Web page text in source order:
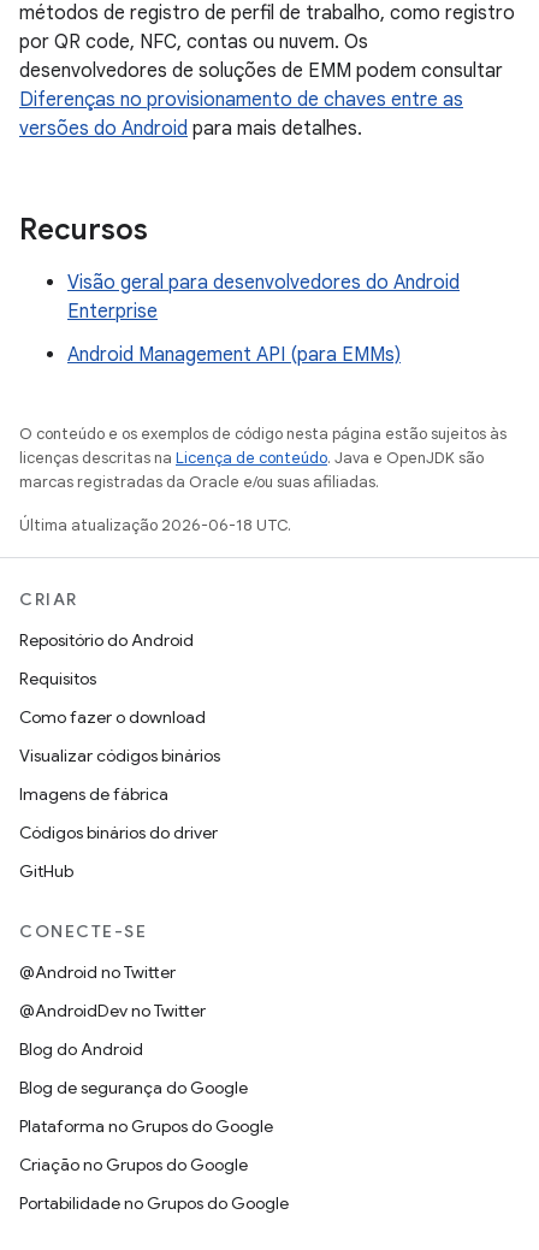
métodos de registro de perfil de trabalho, como registro
por QR code, NFC, contas ou nuvem. Os
desenvolvedores de soluções de EMM podem consultar
Diferenças no provisionamento de chaves entre as
versões do Android para mais detalhes.
Recursos
Visão geral para desenvolvedores do Android
Enterprise
Android Management API (para EMMs)
O conteúdo e os exemplos de código nesta página estão sujeitos às
licenças descritas na Licença de conteúdo. Java e OpenJDK são
marcas registradas da Oracle e/ou suas afiliadas.
Última atualização 2026-06-18 UTC.
CRIAR
Repositório do Android
Requisitos
Como fazer o download
Visualizar códigos binários
Imagens de fábrica
Códigos binários do driver
GitHub
CONECTE-SE
@Android no Twitter
@AndroidDev no Twitter
Blog do Android
Blog de segurança do Google
Plataforma no Grupos do Google
Criação no Grupos do Google
Portabilidade no Grupos do Google